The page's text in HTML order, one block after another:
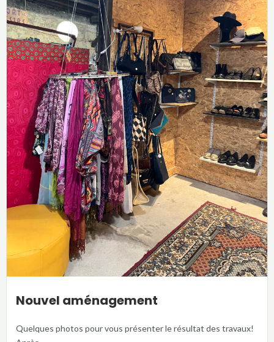
Nouvel aménagement
Quelques photos pour vous présenter le résultat des travaux!